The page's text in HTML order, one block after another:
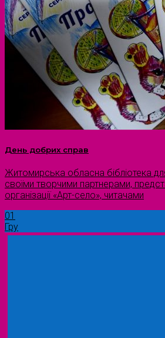
День добрих справ
Житомирська обласна бібліотека
своїми творчими партнерами,
організації «Арт-село», читачами
01
Гру